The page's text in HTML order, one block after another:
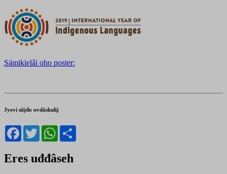
Sämikielâi oho poster:
Jyevi siijđo ovdâskulij
Facebook
TwitterWhatsApp
Eres uđđâseh